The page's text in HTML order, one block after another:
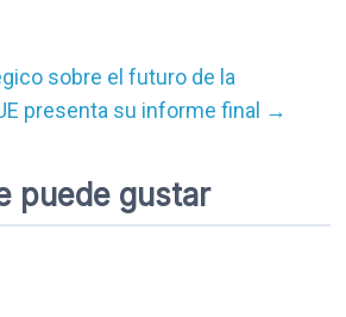
sobre el futuro de la
presenta su informe final →
puede gustar